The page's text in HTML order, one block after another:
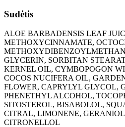
Sudėtis
ALOE BARBADENSIS LEAF
METHOXYCINNAMATE,
GLYCERIN, SORBITAN
KERNEL OIL, CYMBOPOGON
COCOS NUCIFERA OIL,
FLOWER, CAPRYLYL GLYCOL,
PHENETHYL ALCOHOL,
SITOSTEROL, BISABOLOL,
CITRAL, LIMONENE,
CITRONELLOL